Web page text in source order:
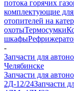
потока горячих
комплектующие
отопителей на
охотыТермосумки
шкафы
-
Запчасти для
Челябинске
Запчасти для
2Д-12/24Запчасти